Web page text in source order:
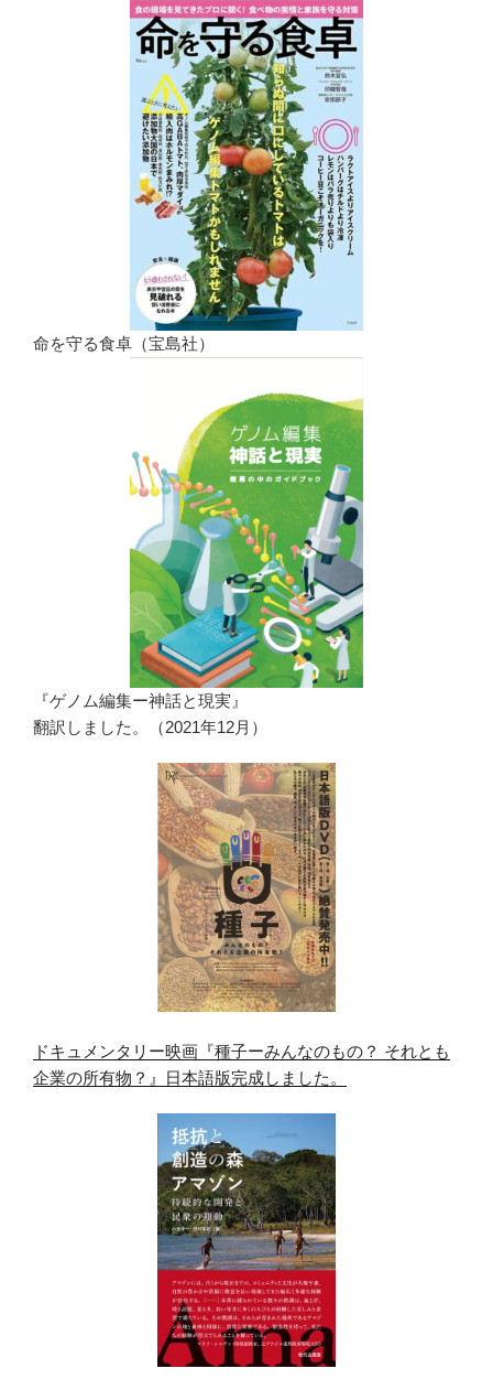
命を守る食卓（宝島社）
『ゲノム編集ー神話と現実』
翻訳しました。（2021年12月）
ドキュメンタリー映画『種子ーみんなのもの？ それとも
企業の所有物？』日本語版完成しました。